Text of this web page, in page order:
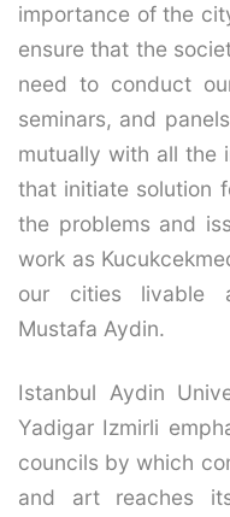
importance of the
ensure that the
need to conduct
seminars, and
mutually with all the
that initiate solution
the problems and
work as
our cities livable
Mustafa Aydin.
Istanbul Aydin
Yadigar Izmirli
councils by which
and art reaches